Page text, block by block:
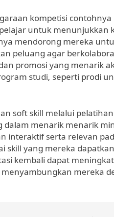
kompetisi
untuk menunjukkan
mendorong mereka
peluang agar
promosi yang menarik
studi, seperti prodi
soft skill melalui
menarik menarik
interaktif serta relevan
skill yang mereka
kembali dapat
mereka